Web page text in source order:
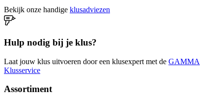
Bekijk onze handige klusadviezen
Hulp nodig bij je klus?
Laat jouw klus uitvoeren door een klusexpert met de GAMMA
Klusservice
Assortiment